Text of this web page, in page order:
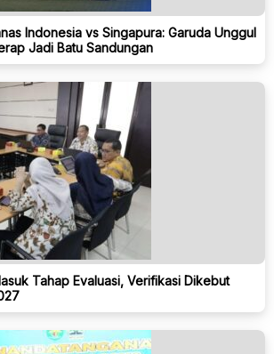
Indonesia vs Singapura: Garuda Unggul
Jadi Batu Sandungan
Tahap Evaluasi, Verifikasi Dikebut